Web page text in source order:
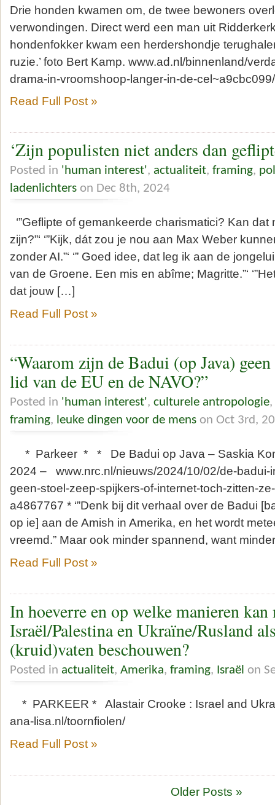
Drie honden kwamen om, de twee bewoners
verwondingen. Direct werd een man uit
hondenfokker kwam een herdershondje
ruzie.’ foto Bert Kamp. www.ad.nl/binnenland/
drama-in-vroomshoop-langer-in-de-
Read Full Post »
‘Zijn populisten niet anders dan
Posted in 'human interest', actualiteit, framing,
ladenlichters on Dec 8th, 2024
‘”Geflipte of gemankeerde charismatici? Kan
zijn?”‘ ‘”Kijk, dát zou je nou aan Max Weber
zonder AI.”‘ ‘” Goed idee, dat leg ik aan de
van de Groene. Een mis en abîme; Magritte.”‘
dat jouw […]
Read Full Post »
“Waarom zijn de Badui (op Java)
lid van de EU en de NAVO?”
Posted in 'human interest', culturele antropologie,
framing, leuke dingen voor de mens on Oct 3rd,
* Parkeer * * De Badui op Java – Saskia
2024 – www.nrc.nl/nieuws/2024/10/02/de-badui-
geen-stoel-zeep-spijkers-of-internet-toch-zitten-
a4867767 * ‘”Denk bij dit verhaal over de Badui
op ie] aan de Amish in Amerika, en het wordt
vreemd.” Maar ook minder spannend, want
Read Full Post »
In hoeverre en op welke manieren kan
Israël/Palestina en Ukraïne/Rusland
(kruid)vaten beschouwen?
Posted in actualiteit, Amerika, framing, Israël on
* PARKEER * Alastair Crooke : Israel and
ana-lisa.nl/toornfiolen/
Read Full Post »
Older Posts »